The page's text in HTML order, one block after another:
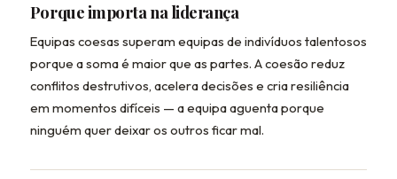
Porque importa na liderança
Equipas coesas superam equipas de indivíduos talentosos
porque a soma é maior que as partes. A coesão reduz
conflitos destrutivos, acelera decisões e cria resiliência
em momentos difíceis — a equipa aguenta porque
ninguém quer deixar os outros ficar mal.